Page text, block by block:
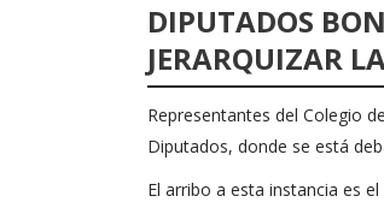
DIPUTADOS
JERARQUIZAR
Representantes del Colegio
Diputados, donde se está
El arribo a esta instancia es